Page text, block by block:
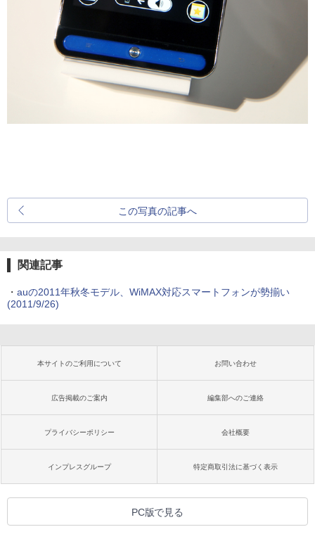
この写真の記事へ
関連記事
・ auの2011年秋冬モデル、WiMAX対応スマートフォンが勢揃い
(2011/9/26)
本サイトのご利用について お問い合わせ
広告掲載のご案内 編集部へのご連絡
プライバシーポリシー 会社概要
インプレスグループ 特定商取引法に基づく表示
PC版で見る